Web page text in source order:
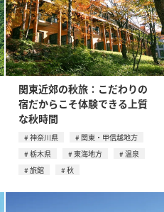
関東近郊の秋旅：こだわりの
宿だからこそ体験できる上質
な秋時間
神奈川県
関東・甲信越地方
栃木県
東海地方
温泉
旅館
秋